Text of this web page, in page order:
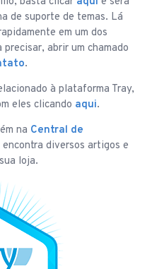
de suporte de temas. Lá
em um dos
abrir um chamado
.
à plataforma Tray,
eles clicando aqui.
na Central de
encontra diversos artigos e
loja.